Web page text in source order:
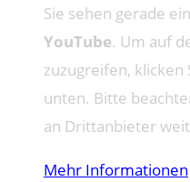
Sie sehen gerade
YouTube. Um auf
zuzugreifen, klicken
unten. Bitte
an Drittanbieter
Mehr Informationen